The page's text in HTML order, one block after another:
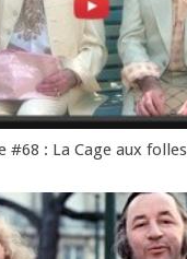
#68 : La Cage aux